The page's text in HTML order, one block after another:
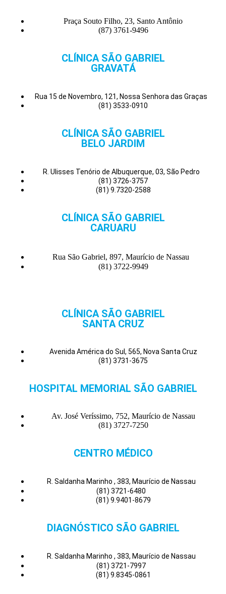
Praça Souto Filho, 23, Santo Antônio
(87) 3761-9496
CLÍNICA SÃO GABRIEL
GRAVATÁ
Rua 15 de Novembro, 121, Nossa Senhora das Graças
(81) 3533-0910
CLÍNICA SÃO GABRIEL
BELO JARDIM
R. Ulisses Tenório de Albuquerque, 03, São Pedro
(81) 3726-3757
(81) 9.7320-2588
CLÍNICA SÃO GABRIEL
CARUARU
Rua São Gabriel, 897, Maurício de Nassau
(81) 3722-9949
CLÍNICA SÃO GABRIEL
SANTA CRUZ
Avenida América do Sul, 565, Nova Santa Cruz
(81) 3731-3675
HOSPITAL MEMORIAL SÃO GABRIEL
Av. José Veríssimo, 752, Maurício de Nassau
(81) 3727-7250
CENTRO MÉDICO
R. Saldanha Marinho , 383, Maurício de Nassau
(81) 3721-6480
(81) 9.9401-8679
DIAGNÓSTICO SÃO GABRIEL
R. Saldanha Marinho , 383, Maurício de Nassau
(81) 3721-7997
(81) 9.8345-0861